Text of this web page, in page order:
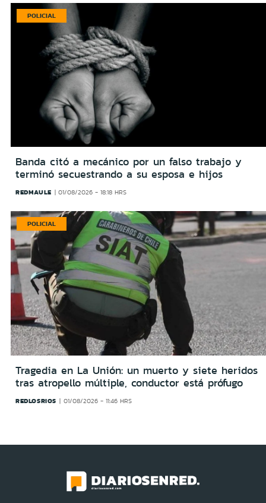
POLICIAL
Banda citó a mecánico por un falso trabajo y
terminó secuestrando a su esposa e hijos
REDMAULE 01/08/2026 - 18:18 HRS
POLICIAL
Tragedia en La Unión: un muerto y siete heridos
tras atropello múltiple, conductor está prófugo
REDLOSRIOS 01/08/2026 - 11:46 HRS